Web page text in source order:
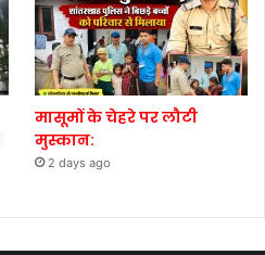
मासूमों के चेहरे पर लौटी
मुस्कान:
2 days ago